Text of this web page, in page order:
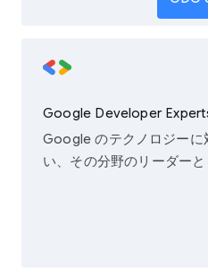
Google Developer
Google のテクノロジーに
い、その分野のリーダーと